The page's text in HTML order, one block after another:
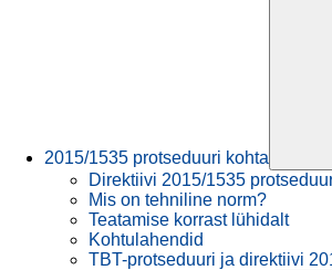
2015/1535 protseduuri kohta
Direktiivi 2015/1535
Mis on tehniline norm?
Teatamise korrast lühidalt
Kohtulahendid
TBT-protseduuri ja direktiivi